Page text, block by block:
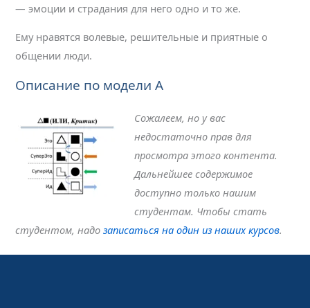
— эмоции и страдания для него одно и то же.
Ему нравятся волевые, решительные и приятные о
общении люди.
Описание по модели А
Сожалеем, но у вас
недостаточно прав для
просмотра этого контента.
Дальнейшее содержимое
доступно только нашим
студентам. Чтобы стать
студентом, надозаписаться на один из наших курсов.